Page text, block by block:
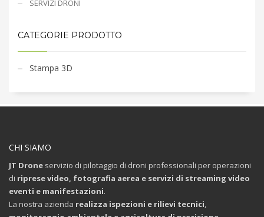
SERVIZI DRONI
CATEGORIE PRODOTTO
Stampa 3D
CHI SIAMO
JT Drone servizio di pilotaggio di droni professionali per operazioni
di riprese video, fotografia aerea e servizi di streaming video
eventi e manifestazioni.
La nostra azienda realizza ispezioni e rilievi tecnici